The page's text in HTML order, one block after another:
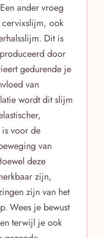
ander vroeg
cervixslijm, ook
Dit is
door
gedurende je
van
wordt dit slijm
voor de
van
deze
zijn,
zijn van het
Wees je bewust
terwijl je ook